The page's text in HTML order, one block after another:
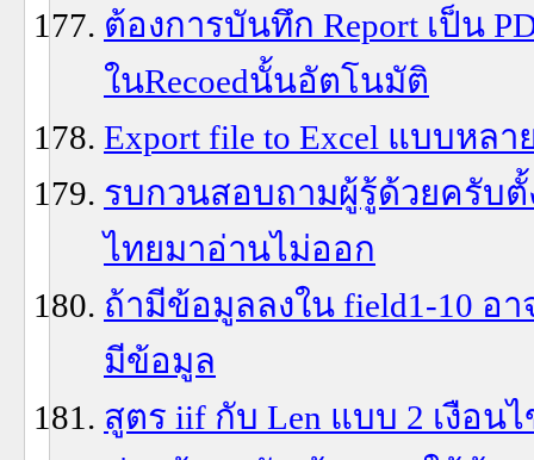
ต้องการบันทึก Report เป็น
ในRecoedนั้นอัตโนมัติ
Export file to Excel แบบหลา
รบกวนสอบถามผู้รู้ด้วยครับ
ไทยมาอ่านไม่ออก
ถ้ามีข้อมูลลงใน field1-10 อา
มีข้อมูล
สูตร iif กับ Len แบบ 2 เงือน